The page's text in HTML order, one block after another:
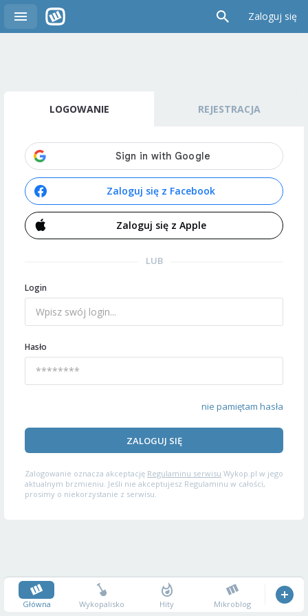
Zaloguj się
LOGOWANIE REJESTRACJA
Zaloguj się z Facebook
Zaloguj się z Apple
LUB
Login
Hasło
nie pamiętam hasła
ZALOGUJ SIĘ
Zalogowanie oznacza akceptację Regulaminu serwisu Wykop.pl w jego
aktualnym brzmieniu. Jeśli nie akceptujesz Regulaminu w całości,
prosimy o niekorzystanie z serwisu.
Główna Wykopalisko Hity Mikroblog